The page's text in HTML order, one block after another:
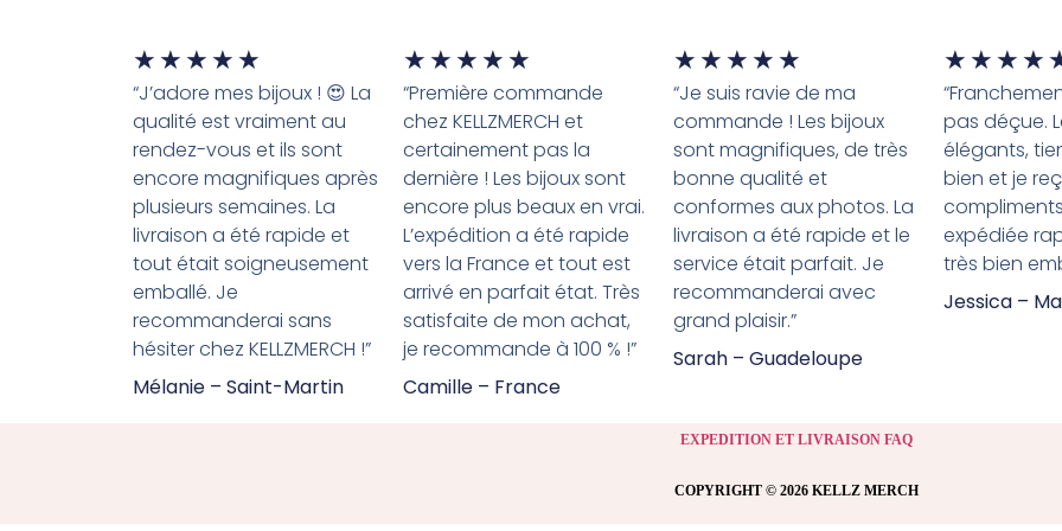
★ ★ ★ ★ ★
“J’adore mes bijoux ! 😍 La
qualité est vraiment au
rendez-vous et ils sont
encore magnifiques après
plusieurs semaines. La
livraison a été rapide et
tout était soigneusement
emballé. Je
recommanderai sans
hésiter chez KELLZMERCH !”
Mélanie – Saint-Martin
★ ★ ★ ★ ★
“Première commande
chez KELLZMERCH et
certainement pas la
dernière ! Les bijoux sont
encore plus beaux en vrai.
L’expédition a été rapide
vers la France et tout est
arrivé en parfait état. Très
satisfaite de mon achat,
je recommande à 100 % !”
Camille – France
★ ★ ★ ★ ★
“Je suis ravie de ma
commande ! Les bijoux
sont magnifiques, de très
bonne qualité et
conformes aux photos. La
livraison a été rapide et le
service était parfait. Je
recommanderai avec
grand plaisir.”
Sarah – Guadeloupe
★ ★ ★ ★
pas déçue.
élégants,
bien et je
expédiée
très bien
Jessica –
EXPEDITION ET LIVRAISON FAQ
COPYRIGHT © 2026 KELLZ MERCH